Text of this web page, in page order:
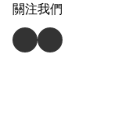
關注我們